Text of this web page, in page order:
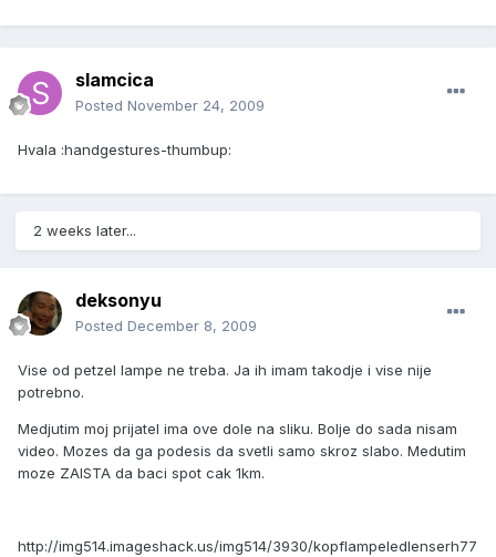
slamcica
Posted November 24, 2009
Hvala :handgestures-thumbup:
2 weeks later...
deksonyu
Posted December 8, 2009
Vise od petzel lampe ne treba. Ja ih imam takodje i vise nije
potrebno.
Medjutim moj prijatel ima ove dole na sliku. Bolje do sada nisam
video. Mozes da ga podesis da svetli samo skroz slabo. Medutim
moze ZAISTA da baci spot cak 1km.
http://img514.imageshack.us/img514/3930/kopflampeledlenserh77